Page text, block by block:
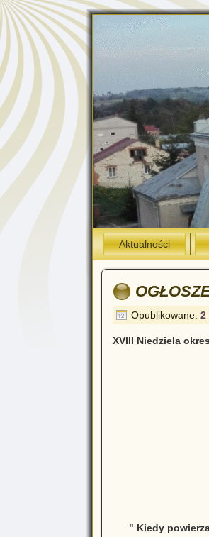
Aktualności
Opublikowane: 2
XVIII Niedziela
Kiedy